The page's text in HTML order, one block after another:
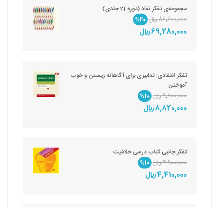
مجموعه‌ی تفکر نقاد (دوره 21 جلدی)
86,600,000 ريال
%20
69,280,000 ريال
تفکر انتقادی: تدابیری برای آگاهانه زیستن و خوب
آموختن
9,800,000 ريال
%10
8,820,000 ريال
تفکر جانبی کتاب درسی خلاقیت
4,900,000 ريال
%10
4,410,000 ريال